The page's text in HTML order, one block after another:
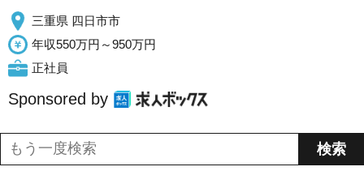
三重県 四日市市
年収550万円～950万円
正社員
Sponsored by